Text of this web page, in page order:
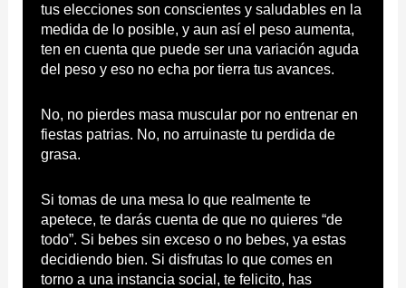
tus elecciones son conscientes y saludables en la
medida de lo posible, y aun así el peso aumenta,
ten en cuenta que puede ser una variación aguda
del peso y eso no echa por tierra tus avances.
No, no pierdes masa muscular por no entrenar en
fiestas patrias. No, no arruinaste tu perdida de
grasa.
Si tomas de una mesa lo que realmente te
apetece, te darás cuenta de que no quieres “de
todo”. Si bebes sin exceso o no bebes, ya estas
decidiendo bien. Si disfrutas lo que comes en
torno a una instancia social, te felicito, has